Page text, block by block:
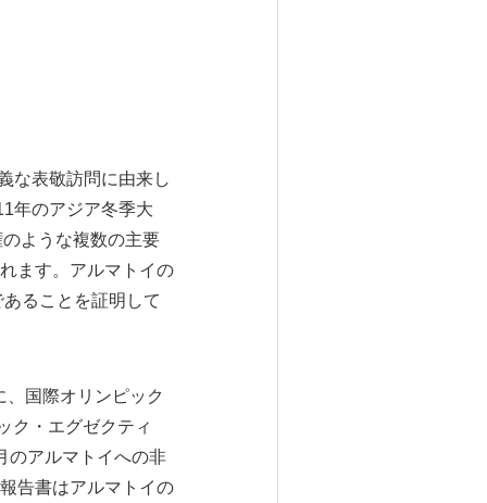
な表敬訪問に由来し
年のアジア冬季大
ような複数の主要
ます。アルマトイの
ることを証明して
国際オリンピック
ク・エグゼクティ
のアルマトイへの非
告書はアルマトイの